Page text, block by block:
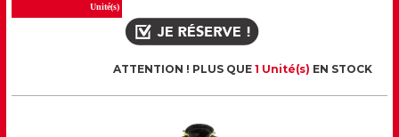
Unité(s)
ATTENTION ! PLUS QUE 1 Unité(s) EN STOCK